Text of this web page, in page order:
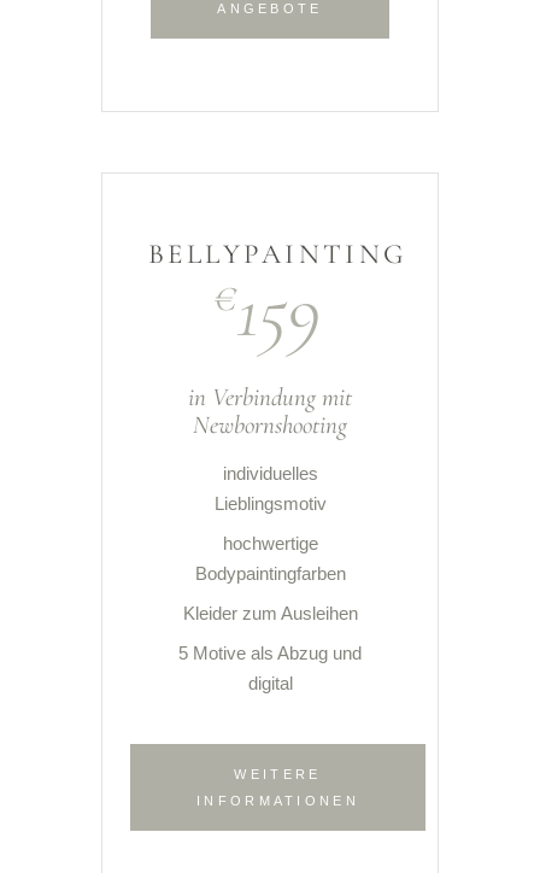
ANGEBOTE
BELLYPAINTING
€159
in Verbindung mit
Newbornshooting
individuelles
Lieblingsmotiv
hochwertige
Bodypaintingfarben
Kleider zum Ausleihen
5 Motive als Abzug und
digital
WEITERE
INFORMATIONEN